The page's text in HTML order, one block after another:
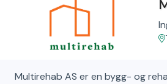
Multirehab AS er en bygg- og